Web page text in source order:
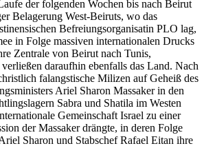
der folgenden Wochen bis nach Beirut
Belagerung West-Beiruts, wo das
Befreiungsorganisatin PLO lag,
in Folge massiven internationalen Drucks
Zentrale von Beirut nach Tunis,
daraufhin ebenfalls das Land. Nach
falangstische Milizen auf Geheiß des
Ariel Sharon Massaker in den
Sabra und Shatila im Westen
Gemeinschaft Israel zu einer
der Massaker drängte, in deren Folge
Sharon und Stabschef Rafael Eitan ihre